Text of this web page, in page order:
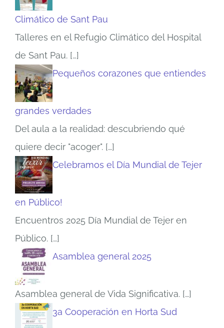
Climático de Sant Pau
Talleres en el Refugio Climático del Hospital
de Sant Pau. […]
Pequeños corazones que entiendes
grandes verdades
Del aula a la realidad: descubriendo qué
quiere decir "acoger". […]
Celebramos el Día Mundial de Tejer
en Público!
Encuentros 2025 Día Mundial de Tejer en
Público. […]
Asamblea general 2025
Asamblea general de Vida Significativa. […]
3a Cooperación en Horta Sud